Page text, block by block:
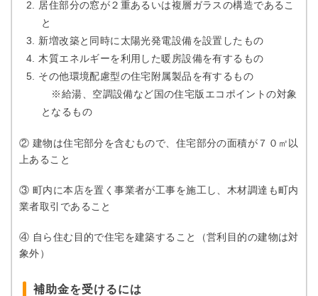
居住部分の窓が２重あるいは複層ガラスの構造であるこ
と
新増改築と同時に太陽光発電設備を設置したもの
木質エネルギーを利用した暖房設備を有するもの
その他環境配慮型の住宅附属製品を有するもの
※給湯、空調設備など国の住宅版エコポイントの対象
となるもの
② 建物は住宅部分を含むもので、住宅部分の面積が７０㎡以
上あること
③ 町内に本店を置く事業者が工事を施工し、木材調達も町内
業者取引であること
④ 自ら住む目的で住宅を建築すること（営利目的の建物は対
象外）
補助金を受けるには